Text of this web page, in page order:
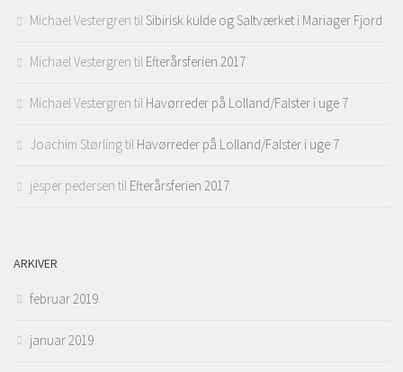
Michael Vestergren til Sibirisk kulde og Saltværket i Mariager Fjord
Michael Vestergren til Efterårsferien 2017
Michael Vestergren til Havørreder på Lolland/Falster i uge 7
Joachim Størlingtil Havørreder på Lolland/Falster i uge 7
jesper pedersen til Efterårsferien 2017
ARKIVER
februar 2019
januar 2019